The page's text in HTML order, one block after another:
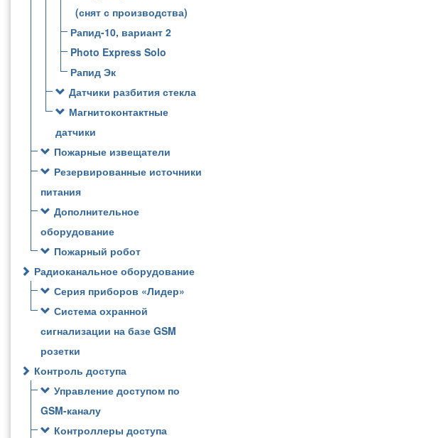
(снят с производства)
Рапид-10, вариант 2
Photo Express Solo
Рапид Эк
Датчики разбития стекла
Магнитоконтактные
датчики
Пожарные извещатели
Резервированные источники
питания
Дополнительное
оборудование
Пожарный робот
Радиоканальное оборудование
Серия приборов «Лидер»
Система охранной
сигнализации на базе GSM
розетки
Контроль доступа
Управление доступом по
GSM-каналу
Контроллеры доступа